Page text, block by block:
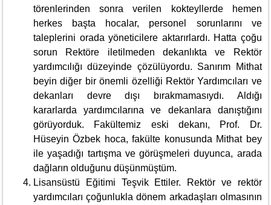
törenlerinden sonra verilen kokteyllerde hemen
herkes başta hocalar, personel sorunlarını ve
taleplerini orada yöneticilere aktarırlardı. Hatta çoğu
sorun Rektöre iletilmeden dekanlıkta ve Rektör
yardımcılığı düzeyinde çözülüyordu. Sanırım Mithat
beyin diğer bir önemli özelliği Rektör Yardımcıları ve
dekanları devre dışı bırakmamasıydı. Aldığı
kararlarda yardımcılarına ve dekanlara danıştığını
görüyorduk. Fakültemiz eski dekanı, Prof. Dr.
Hüseyin Özbek hoca, fakülte konusunda Mithat bey
ile yaşadığı tartışma ve görüşmeleri duyunca, arada
dağların olduğunu düşünmüştüm.
Lisansüstü Eğitimi Teşvik Ettiler. Rektör ve rektör
yardımcıları çoğunlukla dönem arkadaşları olmasının